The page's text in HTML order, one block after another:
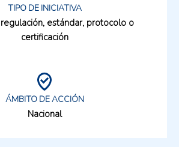
TIPO DE INICIATIVA
estándar, protocolo o
certificación
ÁMBITO DE ACCIÓN
Nacional